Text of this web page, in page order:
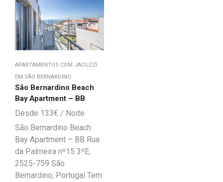
APARTAMENTOS COM JACUZZI
EM SÃO BERNARDINO
São Bernardino Beach
Bay Apartment – BB
133€
São Bernardino Beach
Bay Apartment – BB Rua
da Palmeira nº15 3ºE,
2525-759 São
Bernardino, Portugal Tem